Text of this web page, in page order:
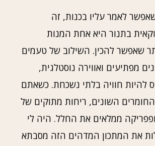
לאמר עליו בכנות, זה
בתנור היא אחת המנות
שאפשר להכין. השילוב של טעמים
מפתיעים ואווירה נוסטלגית,
להיות חוויה בלתי נשכחת. כשאתם
השונים, ריחות מתוקים של
ממלאים את החלל. היה לי
את המתכון המדהים הזה מסבתא